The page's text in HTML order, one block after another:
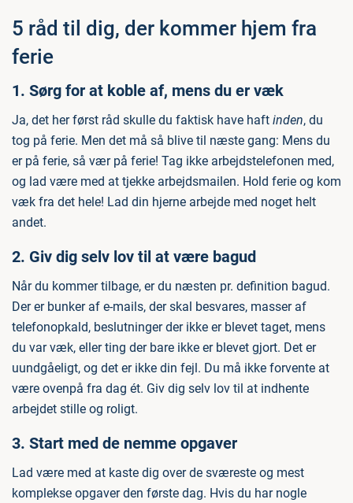
5 råd til dig, der kommer hjem fra
ferie
1. Sørg for at koble af, mens du er væk
Ja, det her først råd skulle du faktisk have haft inden, du
tog på ferie. Men det må så blive til næste gang: Mens du
er på ferie, så vær på ferie! Tag ikke arbejdstelefonen med,
og lad være med at tjekke arbejdsmailen. Hold ferie og kom
væk fra det hele! Lad din hjerne arbejde med noget helt
andet.
2. Giv dig selv lov til at være bagud
Når du kommer tilbage, er du næsten pr. definition bagud.
Der er bunker af e-mails, der skal besvares, masser af
telefonopkald, beslutninger der ikke er blevet taget, mens
du var væk, eller ting der bare ikke er blevet gjort. Det er
uundgåeligt, og det er ikke din fejl. Du må ikke forvente at
være ovenpå fra dag ét. Giv dig selv lov til at indhente
arbejdet stille og roligt.
3. Start med de nemme opgaver
Lad være med at kaste dig over de sværeste og mest
komplekse opgaver den første dag. Hvis du har nogle